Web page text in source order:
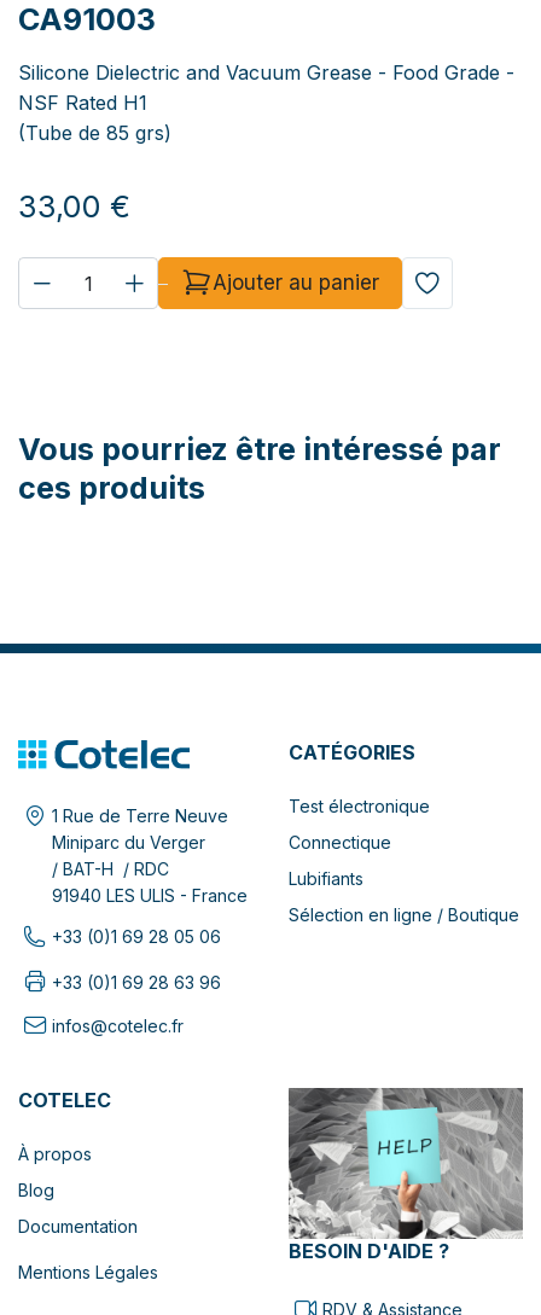
CA91003
Silicone Dielectric and Vacuum Grease - Food Grade -
NSF Rated H1
(Tube de 85 grs)
33,00 €
Ajouter au panier
Vous pourriez être intéressé par
ces produits
1 Rue de Terre Neuve
Miniparc du Verger
/ BAT-H / RDC
91940 LES ULIS - France
+33 (0)1 69 28 05 06
+33 (0)1 69 28 63 96
infos@cotelec.fr
CATÉGORIES
Test électronique
Connectique
Lubifiants
Sélection en ligne / Boutique
COTELEC
À propos
Blog
Documentation
Mentions Légales
BESOIN D'AIDE ?
RDV & Assistance